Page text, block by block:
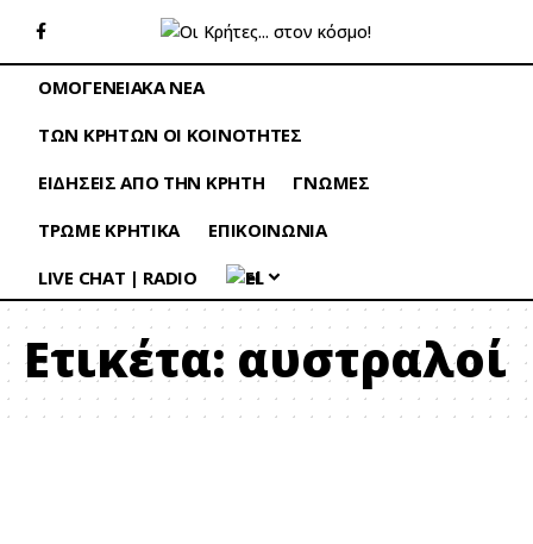
ΟΜΟΓΕΝΕΙΑΚΑ ΝΕΑ
ΤΩΝ ΚΡΗΤΩΝ ΟΙ ΚΟΙΝΟΤΗΤΕΣ
ΕΙΔΗΣΕΙΣ ΑΠΟ ΤΗΝ ΚΡΗΤΗ
ΓΝΩΜΕΣ
ΤΡΩΜΕ ΚΡΗΤΙΚΑ
ΕΠΙΚΟΙΝΩΝΙΑ
LIVE CHAT | RADIO
EL
Ετικέτα: αυστραλοί